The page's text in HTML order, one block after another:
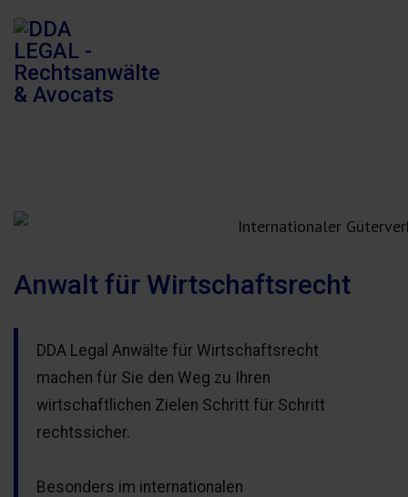
Anwalt für Wirtschaftsrecht
DDA Legal Anwälte für Wirtschaftsrecht
machen für Sie den Weg zu Ihren
wirtschaftlichen Zielen Schritt für Schritt
rechtssicher.
Besonders im internationalen